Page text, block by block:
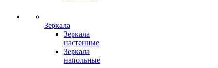
Зеркала
Зеркала
настенные
Зеркала
напольные